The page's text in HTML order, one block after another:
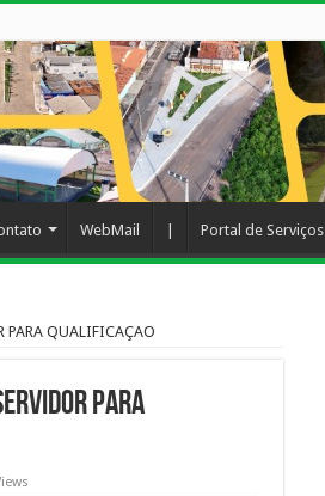
WebMail Portal de Serviços
PARA QUALIFICAÇAO
PARA